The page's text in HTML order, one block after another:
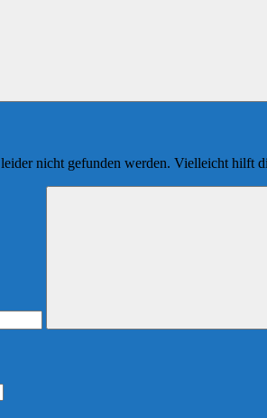
nicht gefunden werden. Vielleicht hilft
Suchen